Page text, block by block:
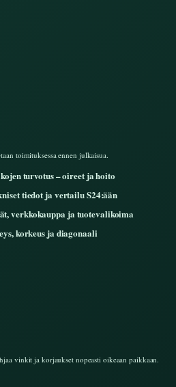
toimituksessa ennen julkaisua.
turvotus – oireet ja hoito
tiedot ja vertailu S24:ään
verkkokauppa ja tuotevalikoima
korkeus ja diagonaali
vinkit ja korjaukset nopeasti oikeaan paikkaan.